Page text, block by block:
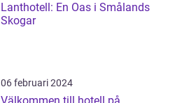
Lanthotell: En Oas i Smålands
Skogar
06 februari 2024